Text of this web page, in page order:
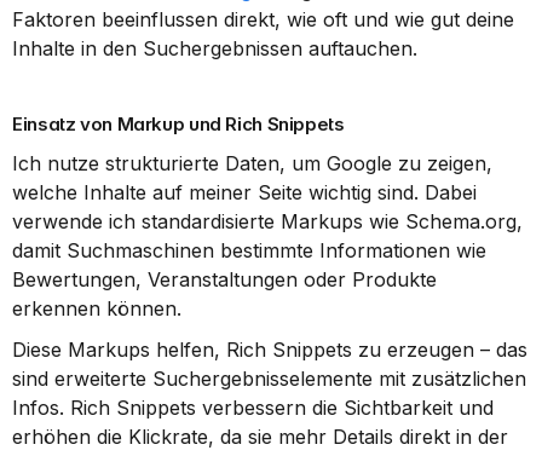
Faktoren beeinflussen direkt, wie oft und wie gut deine
Inhalte in den Suchergebnissen auftauchen.
Einsatz von Markup und Rich Snippets
Ich nutze strukturierte Daten, um Google zu zeigen,
welche Inhalte auf meiner Seite wichtig sind. Dabei
verwende ich standardisierte Markups wie Schema.org,
damit Suchmaschinen bestimmte Informationen wie
Bewertungen, Veranstaltungen oder Produkte
erkennen können.
Diese Markups helfen, Rich Snippets zu erzeugen – das
sind erweiterte Suchergebnisselemente mit zusätzlichen
Infos. Rich Snippets verbessern die Sichtbarkeit und
erhöhen die Klickrate, da sie mehr Details direkt in der